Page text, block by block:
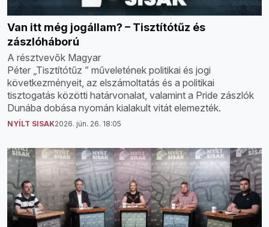
Van itt még jogállam? – Tisztítótűz és
zászlóháború
A résztvevők Magyar
Péter „Tisztítótűz ” műveletének politikai és jogi
következményeit, az elszámoltatás és a politikai
tisztogatás közötti határvonalat, valamint a Pride zászlók
Dunába dobása nyomán kialakult vitát elemezték.
NYÍLT SISAK2026. jún. 26. 18:05